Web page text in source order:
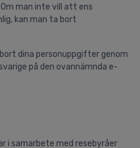
man inte vill att ens
kan man ta bort
dina personuppgifter genom
på den ovannämnda e-
i samarbete med resebyråer